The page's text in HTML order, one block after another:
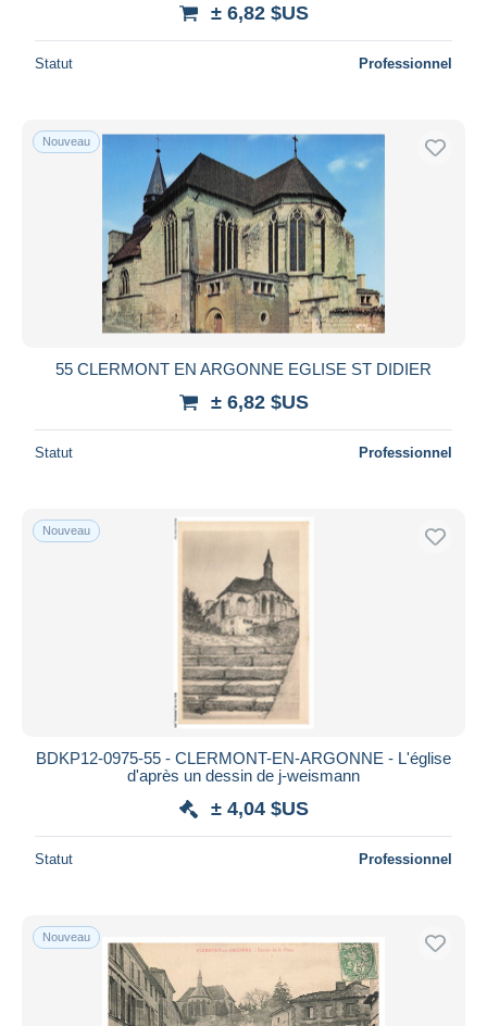
± 6,82 $US
Statut Professionnel
Nouveau
55 CLERMONT EN ARGONNE EGLISE ST DIDIER
± 6,82 $US
Statut Professionnel
Nouveau
BDKP12-0975-55 - CLERMONT-EN-ARGONNE - L'église
d'après un dessin de j-weismann
± 4,04 $US
Statut Professionnel
Nouveau